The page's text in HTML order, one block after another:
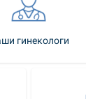
гинекологи